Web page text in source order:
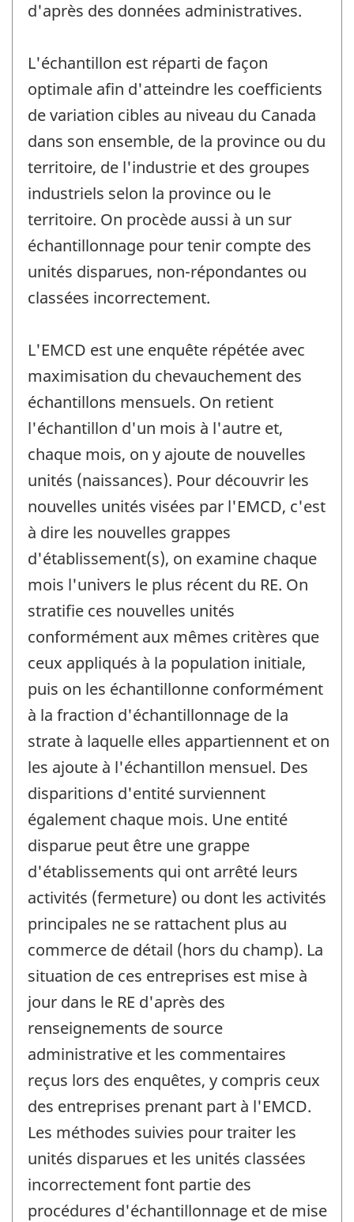
d'après des données administratives.
L'échantillon est réparti de façon
optimale afin d'atteindre les coefficients
de variation cibles au niveau du Canada
dans son ensemble, de la province ou du
territoire, de l'industrie et des groupes
industriels selon la province ou le
territoire. On procède aussi à un sur
échantillonnage pour tenir compte des
unités disparues, non-répondantes ou
classées incorrectement.
L'EMCD est une enquête répétée avec
maximisation du chevauchement des
échantillons mensuels. On retient
l'échantillon d'un mois à l'autre et,
chaque mois, on y ajoute de nouvelles
unités (naissances). Pour découvrir les
nouvelles unités visées par l'EMCD, c'est
à dire les nouvelles grappes
d'établissement(s), on examine chaque
mois l'univers le plus récent du RE. On
stratifie ces nouvelles unités
conformément aux mêmes critères que
ceux appliqués à la population initiale,
puis on les échantillonne conformément
à la fraction d'échantillonnage de la
strate à laquelle elles appartiennent et on
les ajoute à l'échantillon mensuel. Des
disparitions d'entité surviennent
également chaque mois. Une entité
disparue peut être une grappe
d'établissements qui ont arrêté leurs
activités (fermeture) ou dont les activités
principales ne se rattachent plus au
commerce de détail (hors du champ). La
situation de ces entreprises est mise à
jour dans le RE d'après des
renseignements de source
administrative et les commentaires
reçus lors des enquêtes, y compris ceux
des entreprises prenant part à l'EMCD.
Les méthodes suivies pour traiter les
unités disparues et les unités classées
incorrectement font partie des
procédures d'échantillonnage et de mise